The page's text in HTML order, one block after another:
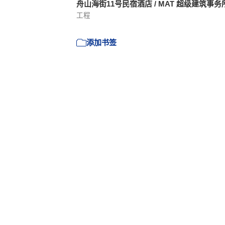
舟山海街11号民宿酒店 / MAT 超级建筑事务
工程
添加书签